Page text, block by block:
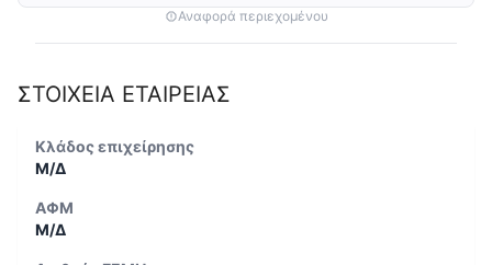
Αναφορά περιεχομένου
ΣΤΟΙΧΕΙΑ ΕΤΑΙΡΕΙΑΣ
Κλάδος επιχείρησης
Μ/Δ
ΑΦΜ
Μ/Δ